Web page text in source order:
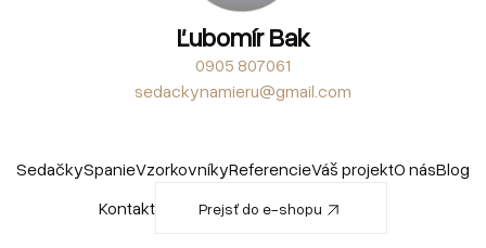
Ľubomír Bak
0905 807061
sedackynamieru@gmail.com
SedačkySpanieVzorkovníkyReferencieVáš projektO násBlog
Kontakt
Prejsť do e-shopu